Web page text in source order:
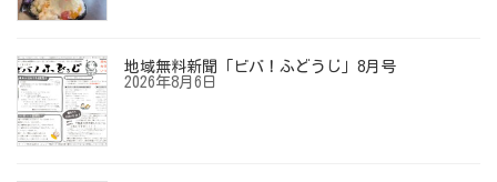
地域無料新聞「ビバ！ふどうじ」8月号
2026年8月6日